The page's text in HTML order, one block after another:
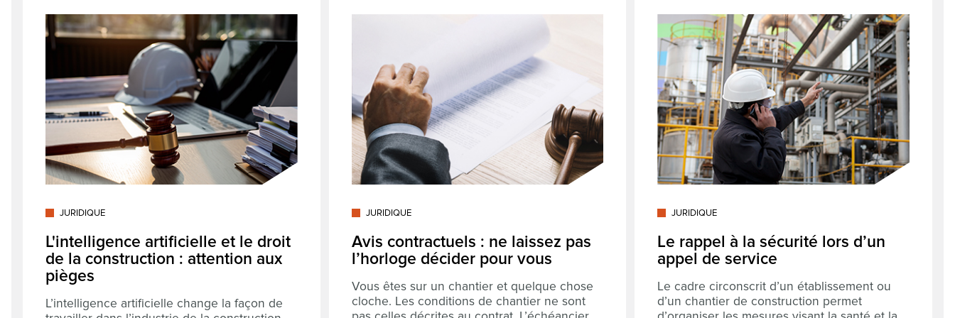
JURIDIQUE
L'intelligence artificielle et le droit
de la construction : attention aux
pièges
L’intelligence artificielle change la façon de
JURIDIQUE
Avis contractuels : ne laissez pas
l’horloge décider pour vous
Vous êtes sur un chantier et quelque chose
cloche. Les conditions de chantier ne sont
JURIDIQUE
Le rappel à la sécurité lors d’un
appel de service
Le cadre circonscrit d’un établissement ou
d’un chantier de construction permet